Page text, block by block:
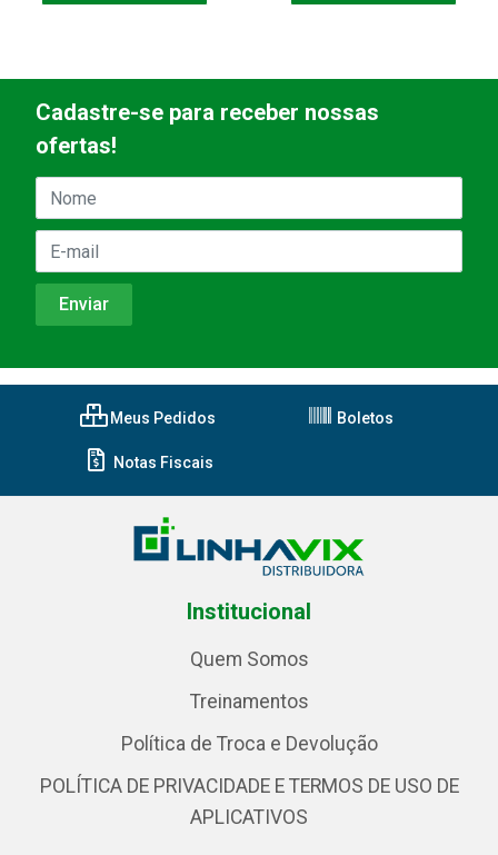
Cadastre-se para receber nossas
ofertas!
Meus Pedidos Boletos
Notas Fiscais
Institucional
Quem Somos
Treinamentos
Política de Troca e Devolução
POLÍTICA DE PRIVACIDADE E TERMOS DE USO DE
APLICATIVOS